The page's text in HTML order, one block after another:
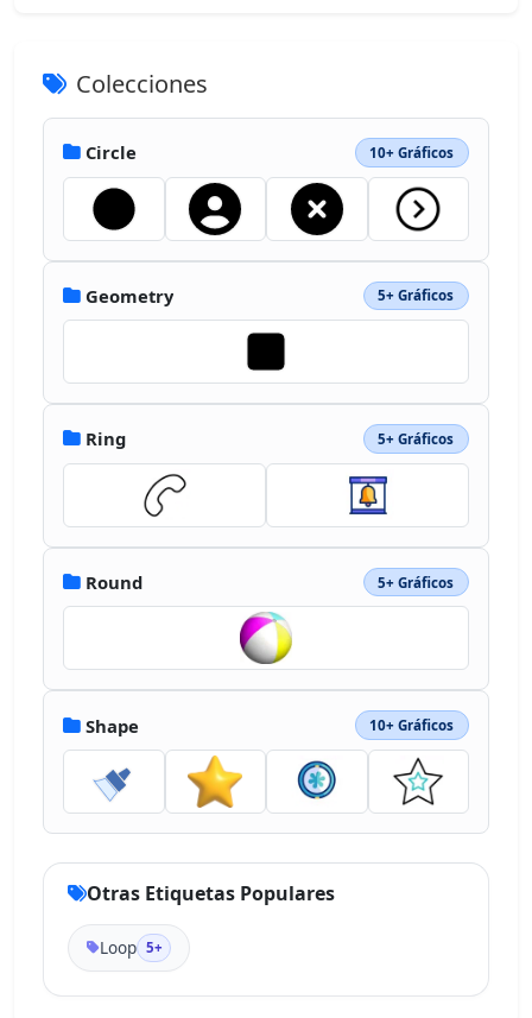
Colecciones
Circle 10+ Gráficos
Geometry 5+ Gráficos
Ring 5+ Gráficos
Round 5+ Gráficos
Shape 10+ Gráficos
Otras Etiquetas Populares
Loop 5+